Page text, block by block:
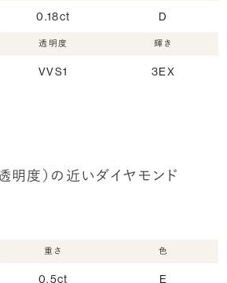
0.18ct D
透明度
VVS1
輝き
3EX
明度）の近いダイヤモンド
重さ
0.5ct
色
E